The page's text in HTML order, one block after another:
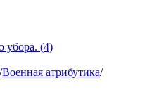
убора. (4)
/Военная атрибутика/